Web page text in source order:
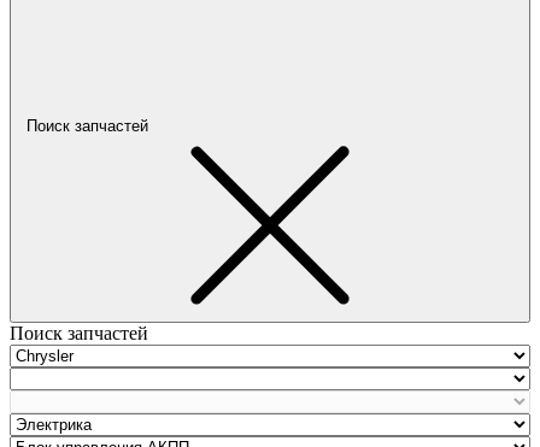
Поиск запчастей
Поиск запчастей